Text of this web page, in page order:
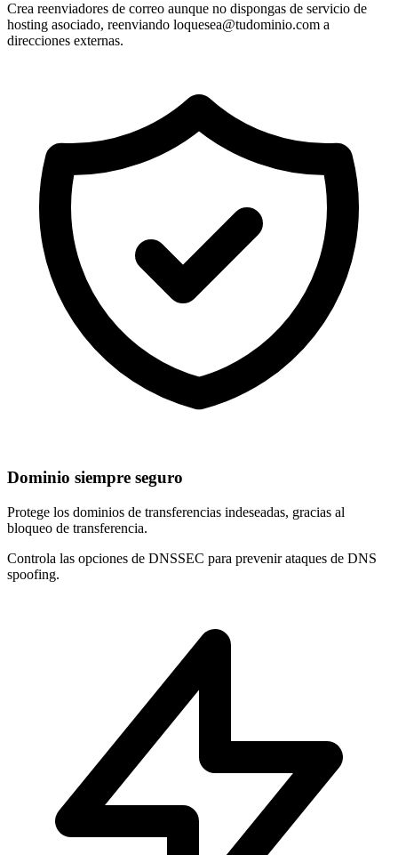
Crea reenviadores de correo aunque no dispongas de servicio de
hosting asociado, reenviando loquesea@tudominio.com a
direcciones externas.
Dominio siempre seguro
Protege los dominios de transferencias indeseadas, gracias al
bloqueo de transferencia.
Controla las opciones de DNSSEC para prevenir ataques de DNS
spoofing.